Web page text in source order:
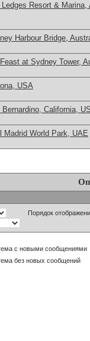
Resort &
Harbour Bridge,
at Sydney Tower,
USA
California,
Madrid World Park, UAE
Порядок
с новыми сообщениями
без новых сообщений